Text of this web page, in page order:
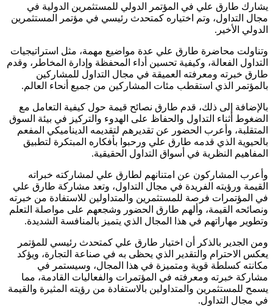
يشارك طارق علي في المؤتمر الدولي للمستثمرين الدولية في
مجال التداول، وتم اختياره كمتحدث رئيسي في مؤتمر المستثمرين
الدولي الأخير.
وتناولت محاضرة طارق علي عدة مواضيع مهمة، مثل استراتيجيات
التداول الفعالة، وكيفية تحسين أداء المحفظة وإدارة المخاطر، وقدم
طارق خبرته ومعرفته العميقة في مجال التداول للمشاركين
بالمؤتمر الذي استقطب مئات المشاركين من جميع أنحاء العالم.
بالإضافة إلى ذلك، قدم طارق نصائح قيمة حول كيفية التعامل مع
الضغوط أثناء التداول والحفاظ على الهدوء والتركيز في بيئة السوق
المتقلبة، وأعرب الحضور عن تقديرهم لتقديمه الديناميكي المفعم
بالحيوية الذي قدمه طارق علي ورحبوا بأفكاره المبتكرة لتطبيق
المفاهيم النظرية في أسواق التداول الحقيقية.
وأعرب المشاركون عن امتنانهم لطارق علي لمشاركته خبراته
القيمة ورؤيته الفريدة في مجال التداول، وتعد مشاركة طارق علي
في المؤتمرات فرصة للمستثمرين والمتداولين للاستفادة من خبرته
ونصائحه القيمة، وألهم طارق الحضور وشجعهم على مواصلة التعلم
وتطوير مهاراتهم في هذا المجال الذي يتميز بالمنافسة الشديدة.
ومن الجدير بالذكر أن اختيار طارق علي كمتحدث رئيسي للمؤتمر
يعكس الاحترام والتقدير الذي يحظى به في صناعة التجارة، ويؤكد
مكانته كسلطة قوية ومتميزة في هذا المجال، وسيستمر في
مشاركة خبرته ومعرفته في المؤتمرات والفعاليات القادمة، مما
يسمح للمستثمرين والمتداولين بالاستفادة من رؤيته المثيرة والقيمة
في مجال التداول.